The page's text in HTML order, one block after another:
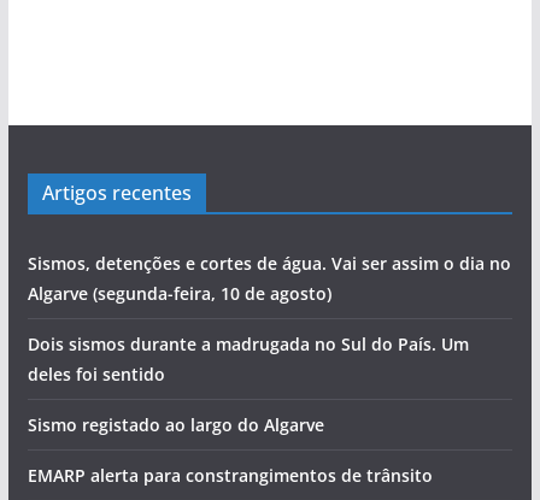
Artigos recentes
Sismos, detenções e cortes de água. Vai ser assim o dia no
Algarve (segunda-feira, 10 de agosto)
Dois sismos durante a madrugada no Sul do País. Um
deles foi sentido
Sismo registado ao largo do Algarve
EMARP alerta para constrangimentos de trânsito